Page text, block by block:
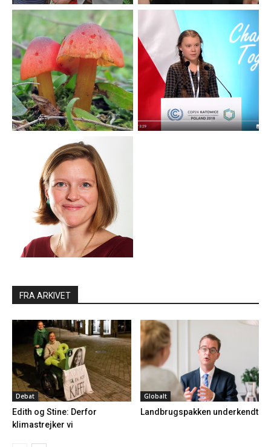
FRA ARKIVET
Debat
Edith og Stine: Derfor
klimastrejker vi
Globalt
Landbrugspakken underkendt